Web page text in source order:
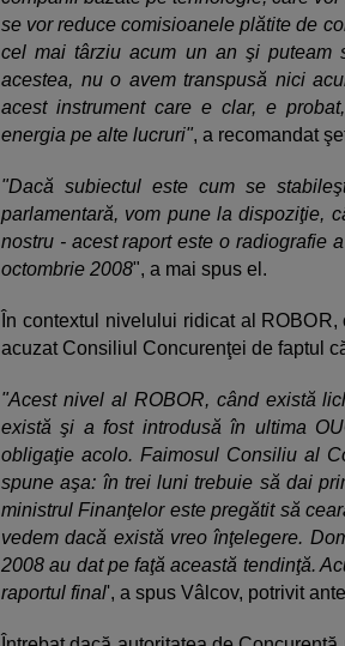
se vor reduce comisioanele plătite de
cel mai târziu acum un an şi puteam
acestea, nu o avem transpusă nici
acest instrument care e clar, e
energia pe alte lucruri", a recomandat
"Dacă subiectul este cum se
parlamentară, vom pune la dispoziţie,
nostru - acest raport este o radiografie
octombrie 2008", a mai spus el.
În contextul nivelului ridicat al
acuzat Consiliul Concurenţei de faptul
"Acest nivel al ROBOR, când există
există şi a fost introdusă în ultima
obligaţie acolo. Faimosul Consiliu al
spune aşa: în trei luni trebuie să dai
ministrul Finanţelor este pregătit să
vedem dacă există vreo înţelegere.
2008 au dat pe faţă această tendinţă.
raportul final', a spus Vâlcov, potrivit